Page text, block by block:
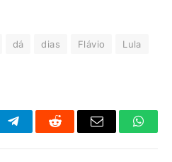
dá dias Flávio
Lula
TelegramaReddit
E-